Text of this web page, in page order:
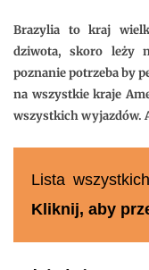
Brazylia to kraj
dziwota, skoro leży
poznanie potrzeba by
na wszystkie kraje
wszystkich wyjazdów.
Lista
Kliknij, aby